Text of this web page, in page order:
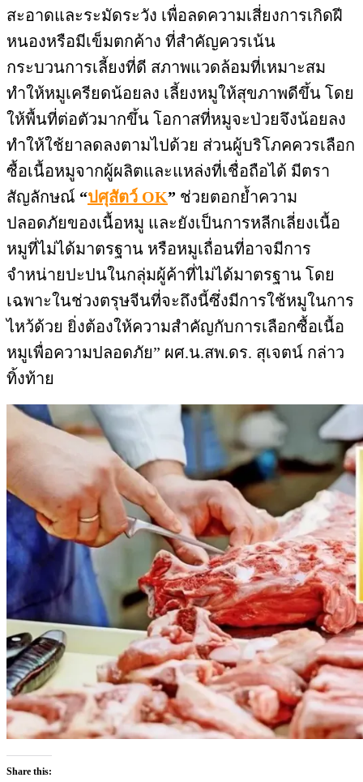
สะอาดและระมัดระวัง เพื่อลดความเสี่ยงการเกิดฝี
หนองหรือมีเข็มตกค้าง ที่สำคัญควรเน้น
กระบวนการเลี้ยงที่ดี สภาพแวดล้อมที่เหมาะสม
ทำให้หมูเครียดน้อยลง เลี้ยงหมูให้สุขภาพดีขึ้น โดย
ให้พื้นที่ต่อตัวมากขึ้น โอกาสที่หมูจะป่วยจึงน้อยลง
ทำให้ใช้ยาลดลงตามไปด้วย ส่วนผู้บริโภคควรเลือก
ซื้อเนื้อหมูจากผู้ผลิตและแหล่งที่เชื่อถือได้ มีตรา
สัญลักษณ์ “ปศุสัตว์ OK” ช่วยตอกย้ำความ
ปลอดภัยของเนื้อหมู และยังเป็นการหลีกเลี่ยงเนื้อ
หมูที่ไม่ได้มาตรฐาน หรือหมูเถื่อนที่อาจมีการ
จำหน่ายปะปนในกลุ่มผู้ค้าที่ไม่ได้มาตรฐาน โดย
เฉพาะในช่วงตรุษจีนที่จะถึงนี้ซึ่งมีการใช้หมูในการ
ไหว้ด้วย ยิ่งต้องให้ความสำคัญกับการเลือกซื้อเนื้อ
หมูเพื่อความปลอดภัย” ผศ.น.สพ.ดร. สุเจตน์ กล่าว
ทิ้งท้าย
Share this: